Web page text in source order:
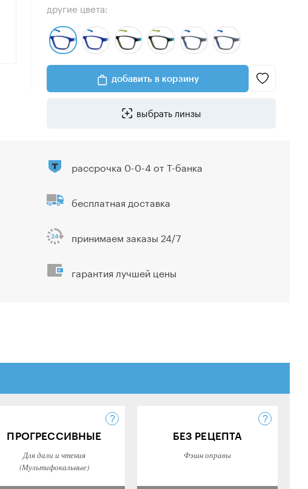
другие цвета:
добавить в корзину
выбрать линзы
рассрочка 0-0-4 от Т-банка
бесплатная доставка
принимаем заказы 24/7
гарантия лучшей цены
ПРОГРЕССИВНЫЕ
Для дали и чтения
(Мультифокальные)
БЕЗ РЕЦЕПТА
Фэшн оправы